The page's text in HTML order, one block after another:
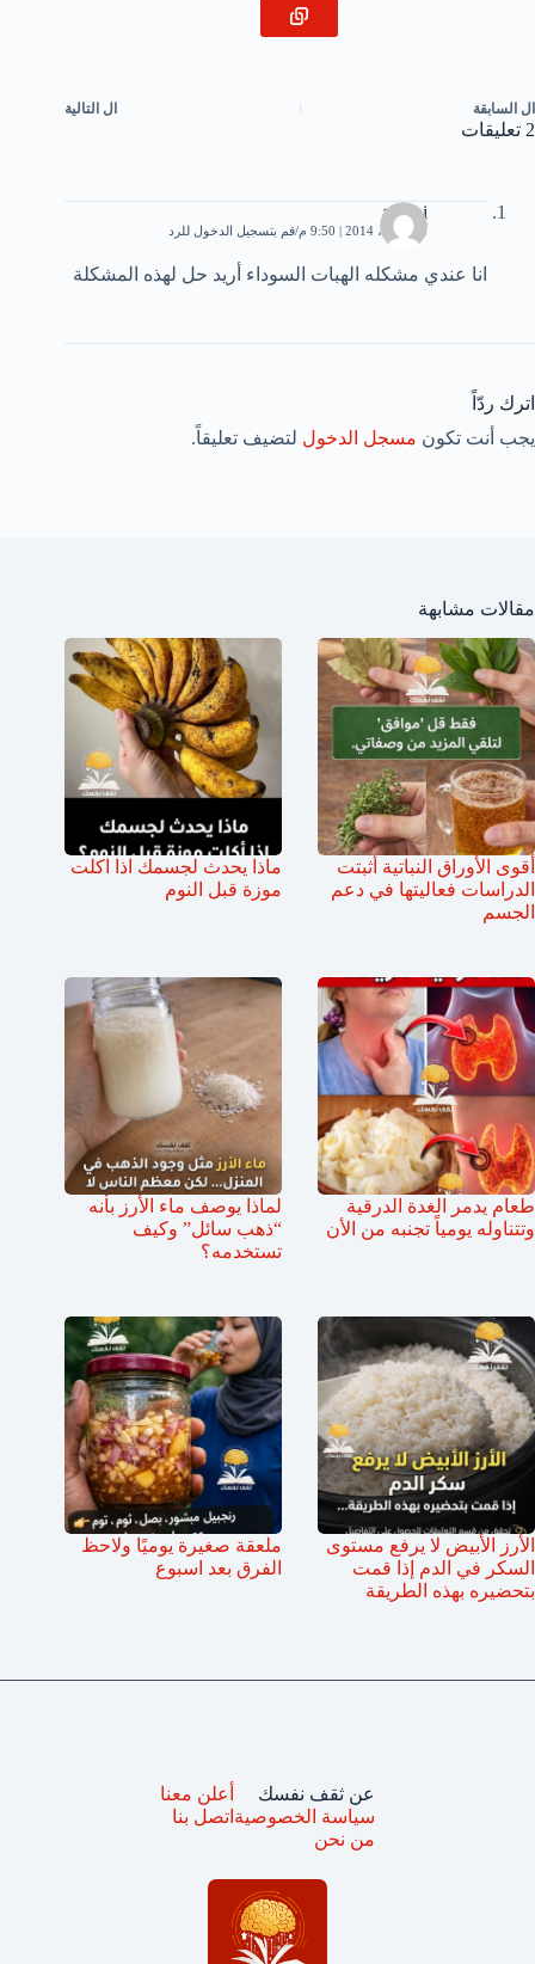
ال السابقة ال التالية
2 تعليقات
ameni
28 أبريل، 2014 | 9:50 م قم بتسجيل الدخول للرد
انا عندي مشكله الهبات السوداء أريد حل لهذه المشكلة
اترك ردّاً
يجب أنت تكون مسجل الدخول لتضيف تعليقاً.
مقالات مشابهة
أقوى الأوراق النباتية أثبتت
الدراسات فعاليتها في دعم
الجسم
ماذا يحدث لجسمك اذا اكلت
موزة قبل النوم
طعام يدمر الغدة الدرقية
وتتناوله يومياً تجنبه من الأن
لماذا يوصف ماء الأرز بأنه
“ذهب سائل” وكيف
تستخدمه؟
الأرز الأبيض لا يرفع مستوى
السكر في الدم إذا قمت
بتحضيره بهذه الطريقة
ملعقة صغيرة يوميًا ولاحظ
الفرق بعد اسبوع
عن ثقف نفسك
سياسة الخصوصية
من نحن
أعلن معنا
اتصل بنا